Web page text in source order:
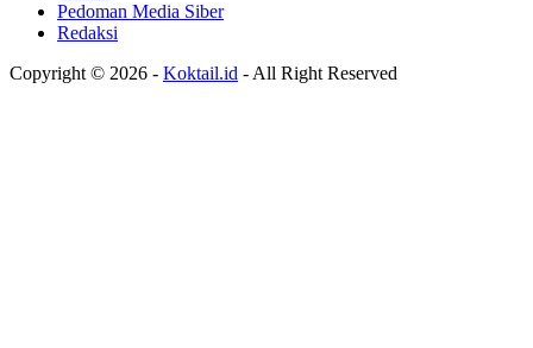
Pedoman Media Siber
Redaksi
Copyright © 2026 - Koktail.id - All Right Reserved